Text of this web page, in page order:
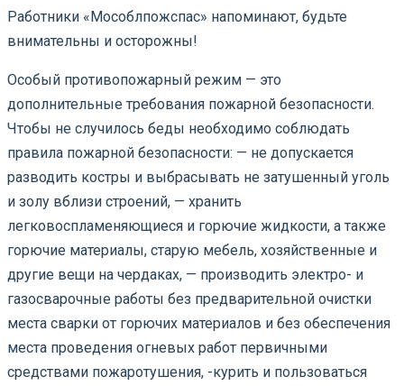
Работники «Мособлпожспас» напоминают, будьте
внимательны и осторожны!
Особый противопожарный режим — это
дополнительные требования пожарной безопасности.
Чтобы не случилось беды необходимо соблюдать
правила пожарной безопасности: — не допускается
разводить костры и выбрасывать не затушенный уголь
и золу вблизи строений, — хранить
легковоспламеняющиеся и горючие жидкости, а также
горючие материалы, старую мебель, хозяйственные и
другие вещи на чердаках, — производить электро- и
газосварочные работы без предварительной очистки
места сварки от горючих материалов и без обеспечения
места проведения огневых работ первичными
средствами пожаротушения, -курить и пользоваться